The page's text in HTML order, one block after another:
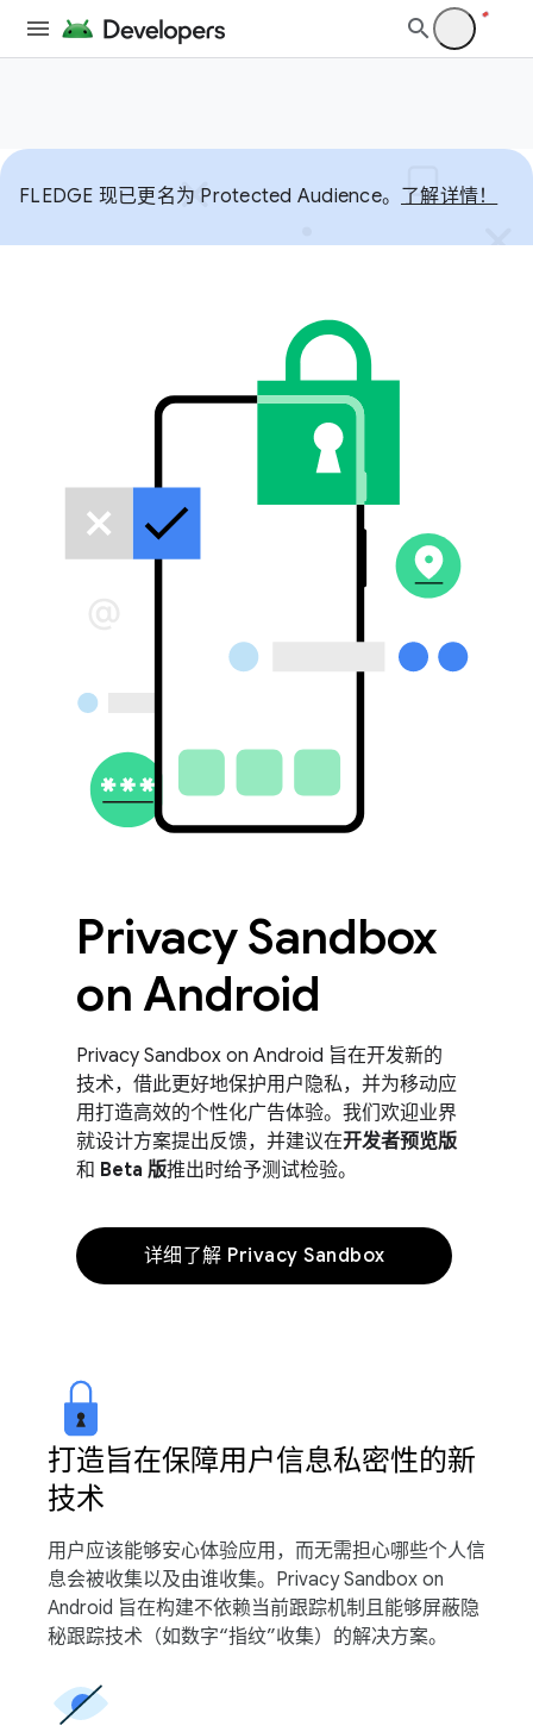
FLEDGE 现已更名为 Protected Audience。 了解详情！
Privacy Sandbox
on Android
Privacy Sandbox on Android 旨在开发新的
技术，借此更好地保护用户隐私，并为移动应
用打造高效的个性化广告体验。我们欢迎业界
就设计方案提出反馈，并建议在开发者预览版
和 Beta 版推出时给予测试检验。
详细了解 Privacy Sandbox
打造旨在保障用户信息私密性的新
技术
用户应该能够安心体验应用，而无需担心哪些个人信
息会被收集以及由谁收集。Privacy Sandbox on
Android 旨在构建不依赖当前跟踪机制且能够屏蔽隐
秘跟踪技术（如数字“指纹”收集）的解决方案。